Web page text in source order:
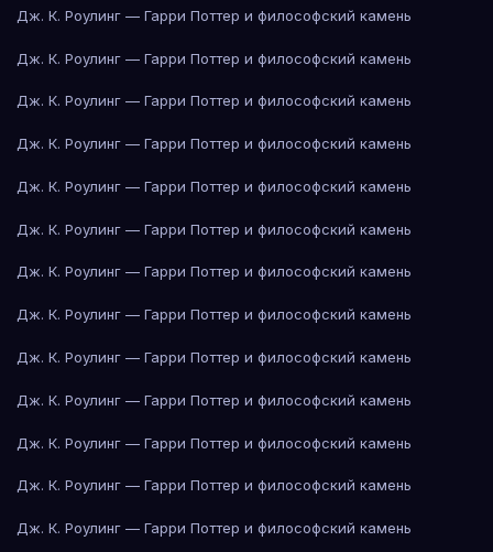
Дж. К. Роулинг — Гарри Поттер и философский камень
Дж. К. Роулинг — Гарри Поттер и философский камень
Дж. К. Роулинг — Гарри Поттер и философский камень
Дж. К. Роулинг — Гарри Поттер и философский камень
Дж. К. Роулинг — Гарри Поттер и философский камень
Дж. К. Роулинг — Гарри Поттер и философский камень
Дж. К. Роулинг — Гарри Поттер и философский камень
Дж. К. Роулинг — Гарри Поттер и философский камень
Дж. К. Роулинг — Гарри Поттер и философский камень
Дж. К. Роулинг — Гарри Поттер и философский камень
Дж. К. Роулинг — Гарри Поттер и философский камень
Дж. К. Роулинг — Гарри Поттер и философский камень
Дж. К. Роулинг — Гарри Поттер и философский камень